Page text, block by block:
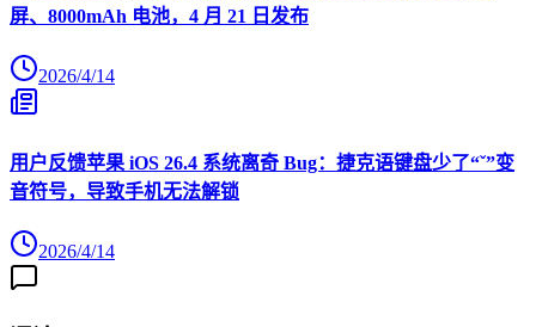
屏、8000mAh 电池，4 月 21 日发布
2026/4/14
用户反馈苹果 iOS 26.4 系统离奇 Bug：捷克语键盘少了“ˇ”变
音符号，导致手机无法解锁
2026/4/14